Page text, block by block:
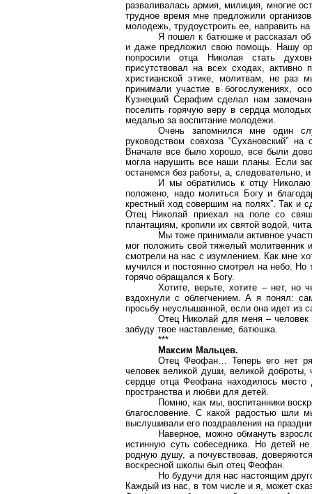
разваливалась армия, милиция, многие
трудное время мне предложили
молодежь, трудоустроить ее, направить
Я пошел к батюшке и рассказал
и даже предложил свою помощь. Нашу
попросили отца Николая стать
присутствовал на всех сходах, активно
христианской этике, молитвам, не раз
принимали участие в богослужениях,
Кузнецкий Серафим сделал нам
поселить горячую веру в сердца
медалью за воспитание молодежи.
Очень запомнился мне один
руководством совхоза “Сухановский” на
Вначале все было хорошо, все были
могла нарушить все наши планы. Если
останемся без работы, а, следовательно,
И мы обратились к отцу
положено, надо молиться Богу и
крестный ход совершим на полях”. Так и
Отец Николай приехал на поле со
плантациям, кропили их святой водой,
Мы тоже принимали активное
мог положить свой тяжелый молитвенник
смотрели на нас с изумлением. Как мне
мучился и постоянно смотрел на небо.
горячо обращался к Богу.
Хотите, верьте, хотите – нет, но
вздохнули с облегчением. А я понял:
просьбу неуслышанной, если она идет из
Отец Николай для меня –
забуду твое наставление, батюшка.
***
Максим Мальцев.
Отец Феофан… Теперь его нет
человек великой души, великой
сердце отца Феофана находилось место
пространства и любви для детей.
Помню, как мы, воспитанники
благословение. С какой радостью шли
выслушивали его поздравления на
Наверное, можно обмануть
истинную суть собеседника. Но детей
родную душу, а почувствовав,
воскресной школы был отец Феофан.
Но будучи для нас настоящим
Каждый из нас, в том числе и я, может